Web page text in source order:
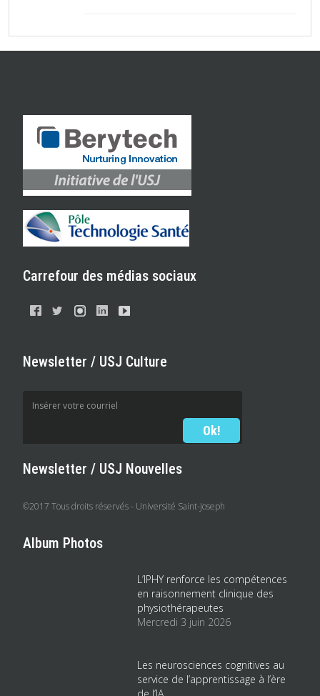
Carrefour des médias sociaux
Newsletter / USJ Culture
Newsletter / USJ Nouvelles
©2017 Tous droits réservés - Université Saint-Joseph
Album Photos
L’IPHY renforce les compétences
en raisonnement clinique des
physiothérapeutes
Mercredi 3 juin 2026
Les neurosciences cognitives au
service de l’apprentissage à l’ère